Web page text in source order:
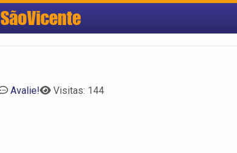
SãoVicente
Avalie! Visitas: 144